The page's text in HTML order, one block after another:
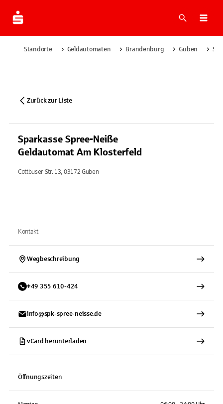
Suche
Standorte Geldautomaten Brandenburg Guben
Zurück zur Liste
Sparkasse Spree-Neiße
Geldautomat Am Klosterfeld
Cottbuser Str. 13, 03172 Guben
Kontakt
Wegbeschreibung
+49 355 610-424
info@spk-spree-neisse.de
vCard herunterladen
Öffnungszeiten